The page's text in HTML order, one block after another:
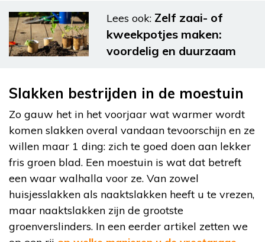
Lees ook: Zelf zaai- of
kweekpotjes maken:
voordelig en duurzaam
Slakken bestrijden in de moestuin
Zo gauw het in het voorjaar wat warmer wordt
komen slakken overal vandaan tevoorschijn en ze
willen maar 1 ding: zich te goed doen aan lekker
fris groen blad. Een moestuin is wat dat betreft
een waar walhalla voor ze. Van zowel
huisjesslakken als naaktslakken heeft u te vrezen,
maar naaktslakken zijn de grootste
groenverslinders. In een eerder artikel zetten we